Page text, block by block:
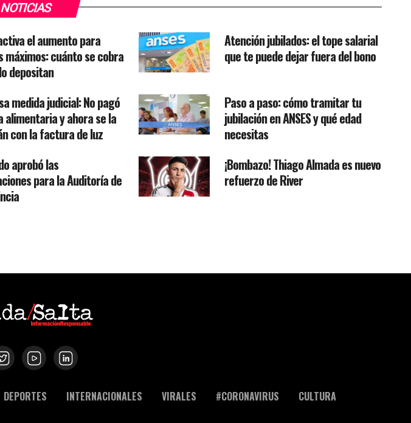
el aumento para
máximos: cuánto se cobra
depositan
Atención jubilados: el tope salarial
que te puede dejar fuera del bono
medida judicial: No pagó
alimentaria y ahora se la
con la factura de luz
Paso a paso: cómo tramitar tu
jubilación en ANSES y qué edad
necesitas
aprobó las
para la Auditoría de
¡Bombazo! Thiago Almada es nuevo
refuerzo de River
DEPORTES INTERNACIONALES VIRALES #CORONAVIRUS
CULTURA